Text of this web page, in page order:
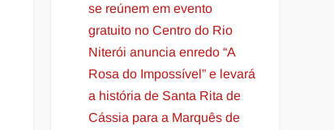
se reúnem em evento
gratuito no Centro do Rio
Niterói anuncia enredo “A
Rosa do Impossível” e levará
a história de Santa Rita de
Cássia para a Marquês de